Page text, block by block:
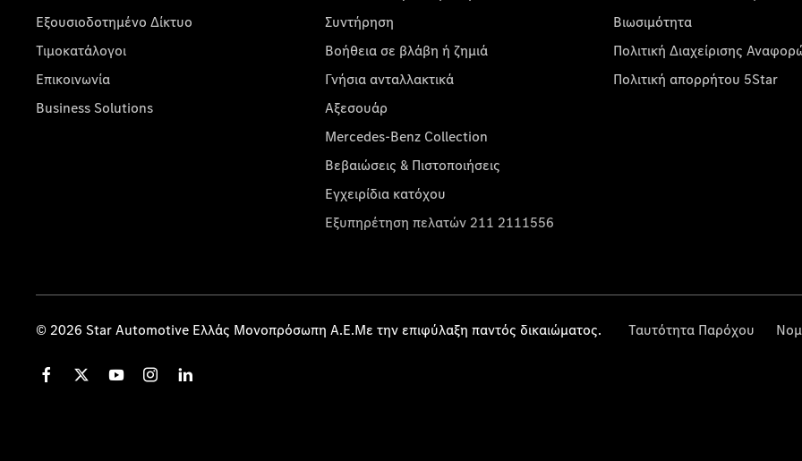
Εξουσιοδοτημένο Δίκτυο
Τιμοκατάλογοι
Επικοινωνία
Business Solutions
Συντήρηση
Βοήθεια σε βλάβη ή ζημιά
Γνήσια ανταλλακτικά
Αξεσουάρ
Mercedes-Benz Collection
Βεβαιώσεις & Πιστοποιήσεις
Εγχειρίδια κατόχου
Εξυπηρέτηση πελατών 211 2111556
Βιωσιμότητα
Πολιτική Διαχείρισης
Πολιτική απορρήτου 5Star
© 2026 Star Automotive Ελλάς Μονοπρόσωπη Α.Ε.Με την επιφύλαξη παντός δικαιώματος. Ταυτότητα Παρόχου